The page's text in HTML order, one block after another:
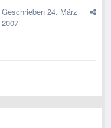
Geschrieben 24. März
2007